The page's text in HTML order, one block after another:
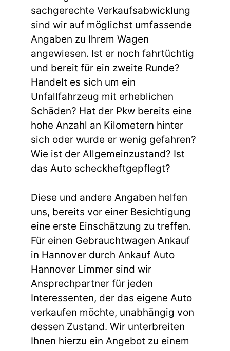
sachgerechte Verkaufsabwicklung
sind wir auf möglichst umfassende
Angaben zu Ihrem Wagen
angewiesen. Ist er noch fahrtüchtig
und bereit für ein zweite Runde?
Handelt es sich um ein
Unfallfahrzeug mit erheblichen
Schäden? Hat der Pkw bereits eine
hohe Anzahl an Kilometern hinter
sich oder wurde er wenig gefahren?
Wie ist der Allgemeinzustand? Ist
das Auto scheckheftgepflegt?
Diese und andere Angaben helfen
uns, bereits vor einer Besichtigung
eine erste Einschätzung zu treffen.
Für einen Gebrauchtwagen Ankauf
in Hannover durch Ankauf Auto
Hannover Limmer sind wir
Ansprechpartner für jeden
Interessenten, der das eigene Auto
verkaufen möchte, unabhängig von
dessen Zustand. Wir unterbreiten
Ihnen hierzu ein Angebot zu einem